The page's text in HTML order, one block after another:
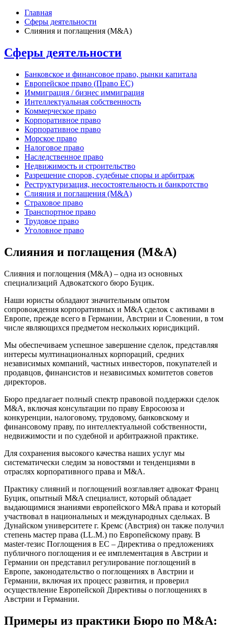
Главная
Сферы деятельности
Слияния и поглащения (M&A)
Сферы деятельности
Банковское и финансовое право, рынки капитала
Европейское право (Право ЕС)
Иммиграция / бизнес иммиграция
Интеллектуальная собственность
Коммерческое право
Корпоративное право
Корпоративное право
Морское право
Налоговое право
Наследственное право
Недвижимость и строительство
Разрешение споров, судебные споры и арбитраж
Реструктуризация, несостоятельность и банкротство
Слияния и поглащения (M&A)
Страховое право
Транспортное право
Трудовое право
Уголовное право
Слияния и поглащения (M&A)
Слияния и поглощения (M&A) – одна из основных
специализаций Адвокатского бюро Буцик.
Наши юристы обладают значительным опытом
сопровождения корпоративных и M&A сделок с активами в
Европе, прежде всего в Германии, Австрии и Словении, в том
числе являющихся предметом нескольких юрисдикций.
Мы обеспечиваем успешное завершение сделок, представляя
интересы мултинационалных корпораций, средних
независимых компаний, частных инвесторов, покупателей и
продавцов, финансистов и независимых комитетов советов
директоров.
Бюро предлагает полный спектр правовой поддержки сделок
M&A, включая консультации по праву Евросоюза и
конкуренции, налоговому, трудовому, банковскому и
финансовому праву, по интеллектуальной собственности,
недвижимости и по судебной и арбитражной практике.
Для сохранения высокого качества наших услуг мы
систематически следим за новостями и тенденциями в
отраслях корпоративного права и M&A.
Практику слияний и поглощений возглавляет адвокат Франц
Буцик, опытный M&A специалист, который обладает
выдающимися знаниями европейского M&A права и который
участвовал в национальных и международных сдельках. В
Дунайском университете г. Кремс (Австрия) он также получил
степень мастер права (LL.M.) по Европейскому праву. В
мaster-тезис Поглощения в ЕС – Директива о предложениях
публичного поглощения и ее имплементация в Австрии и
Германии он представил регулирование поглощений в
Европе, законодательство о поглощениях в Австрии и
Германии, включая их процесс развития, и проверил
осуществление Европейской Директивы о поглощениях в
Австрии и Германии.
Примеры из практики Бюро по M&A: